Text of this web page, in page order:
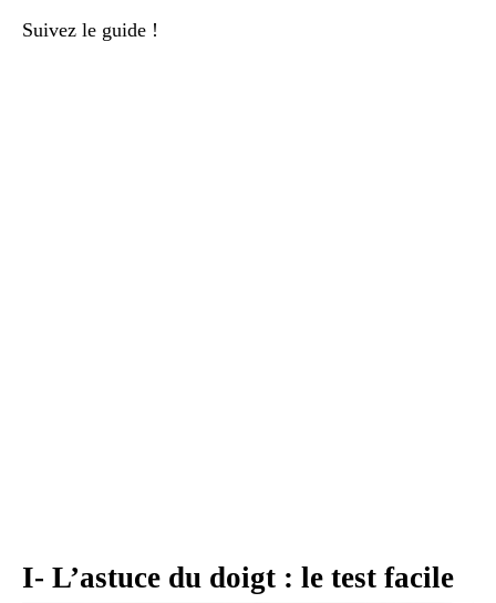
Suivez le guide !
I- L’astuce du doigt : le test facile